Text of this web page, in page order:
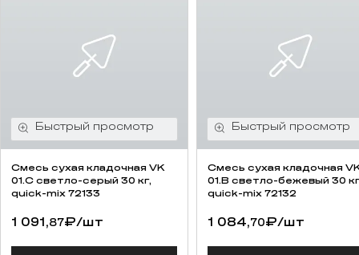
Смесь cухая кладочная VK
01.C светло-серый 30 кг,
quick-mix 72133
1 091,87₽/шт
Смесь cухая кладочная
01.B светло-бежевый 30
quick-mix 72132
1 084,70₽/шт